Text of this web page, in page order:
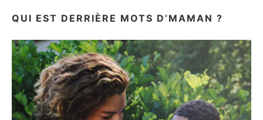
QUI EST DERRIÈRE MOTS D’MAMAN ?